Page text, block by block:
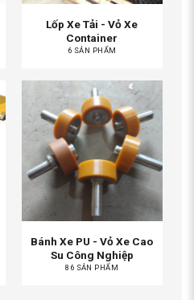
Lốp Xe Tải - Vỏ Xe
Container
6 SẢN PHẨM
Bánh Xe PU - Vỏ Xe Cao
Su Công Nghiệp
86 SẢN PHẨM